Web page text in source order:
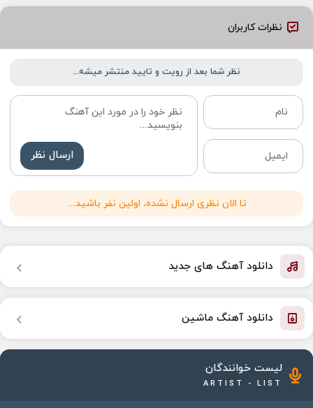
نظرات کاربران
نظر شما بعد از رویت و تایید منتشر میشه...
ارسال نظر
تا الان نظری ارسال نشده، اولین نفر باشید...
دانلود آهنگ های جدید
دانلود آهنگ ماشین
لیست خوانندگان
ARTIST - LIST